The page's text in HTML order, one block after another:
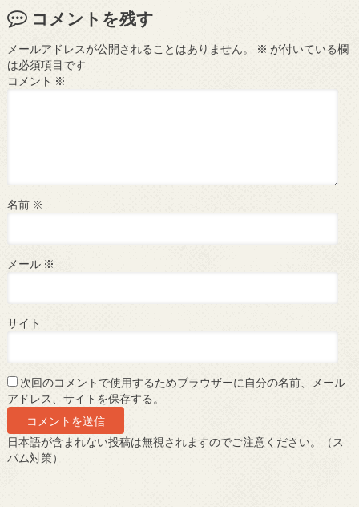
コメントを残す
メールアドレスが公開されることはありません。 ※ が付いている欄
は必須項目です
コメント ※
名前 ※
メール ※
サイト
次回のコメントで使用するためブラウザーに自分の名前、メール
アドレス、サイトを保存する。
日本語が含まれない投稿は無視されますのでご注意ください。（ス
パム対策）